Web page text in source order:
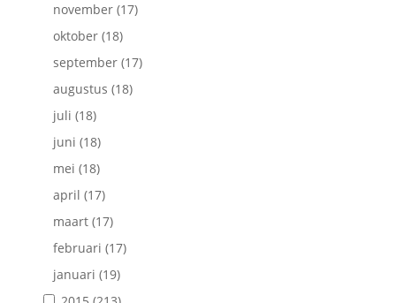
november(17)
oktober(18)
september(17)
augustus (18)
juli (18)
juni (18)
mei (18)
april (17)
maart(17)
februari (17)
januari (19)